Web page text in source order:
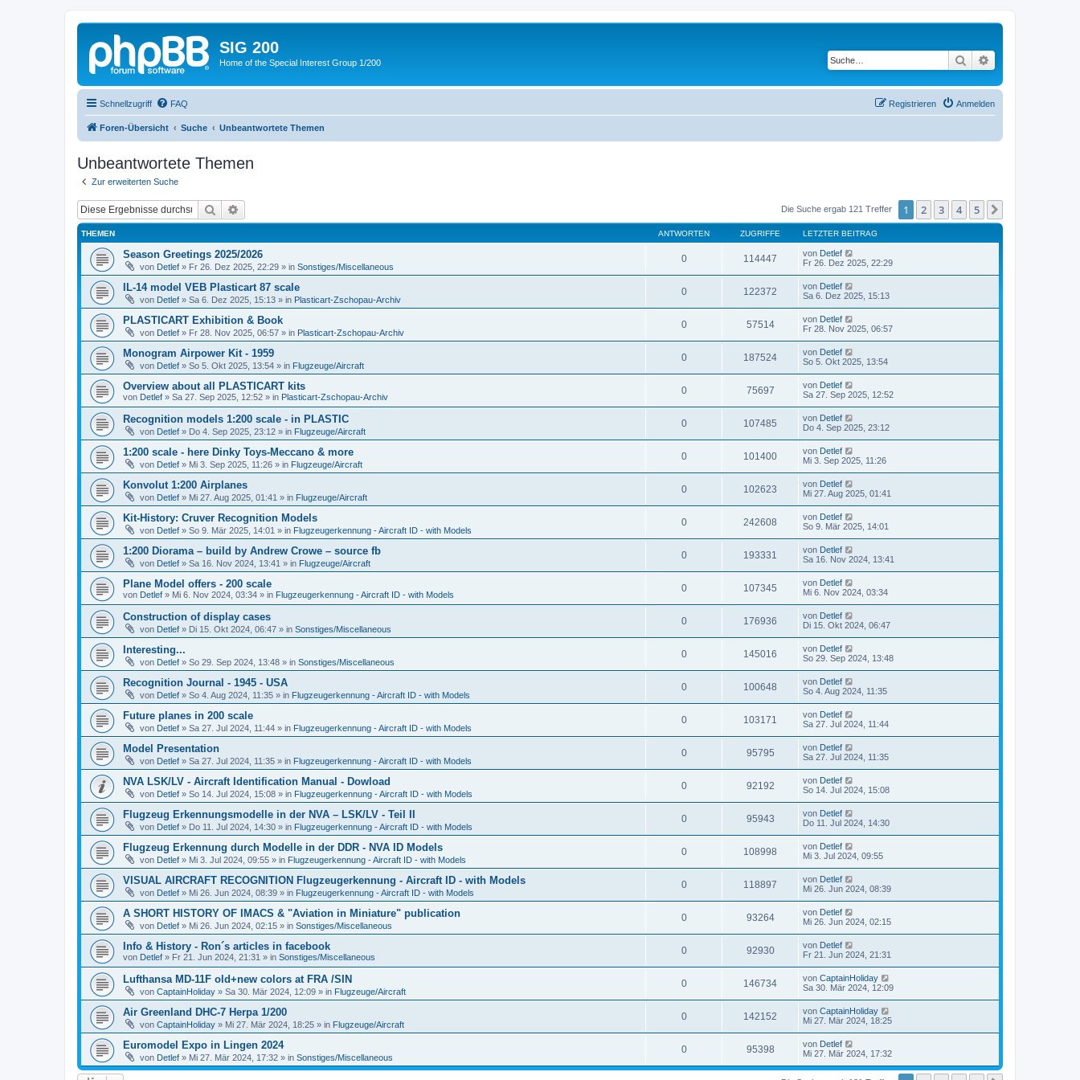
SIG 200
Home of the Special Interest Group 1/200 Suche
Schnellzugriff FAQ Anmelden
Registrieren
Foren-Übersicht Suche Unbeantwortete Themen
Unbeantwortete Themen
Zur erweiterten Suche
Suche Die Suche ergab 121 Treffer 1 2 3 4 5
THEMEN ANTWORTEN ZUGRIFFE LETZTER BEITRAG
Season Greetings 2025/2026
von Detlef » Fr 26. Dez 2025, 22:29 » in Sonstiges/Miscellaneous
0 114447 von Detlef
Fr 26. Dez 2025, 22:29
IL-14 model VEB Plasticart 87 scale
von Detlef » Sa 6. Dez 2025, 15:13 » in Plasticart-Zschopau-Archiv
0 122372 von Detlef
Sa 6. Dez 2025, 15:13
PLASTICART Exhibition & Book
von Detlef » Fr 28. Nov 2025, 06:57 » in Plasticart-Zschopau-Archiv
0 57514 von Detlef
Fr 28. Nov 2025, 06:57
Monogram Airpower Kit - 1959
von Detlef » So 5. Okt 2025, 13:54 » in Flugzeuge/Aircraft
0 187524 von Detlef
So 5. Okt 2025, 13:54
Overview about all PLASTICART kits
von Detlef » Sa 27. Sep 2025, 12:52 » in Plasticart-Zschopau-Archiv
0 75697 von Detlef
Sa 27. Sep 2025, 12:52
Recognition models 1:200 scale - in PLASTIC
von Detlef » Do 4. Sep 2025, 23:12 » in Flugzeuge/Aircraft
0 107485 von Detlef
Do 4. Sep 2025, 23:12
1:200 scale - here Dinky Toys-Meccano & more
von Detlef » Mi 3. Sep 2025, 11:26 » in Flugzeuge/Aircraft
0 101400 von Detlef
Mi 3. Sep 2025, 11:26
Konvolut 1:200 Airplanes
von Detlef » Mi 27. Aug 2025, 01:41 » in Flugzeuge/Aircraft
0 102623 von Detlef
Mi 27. Aug 2025, 01:41
Kit-History: Cruver Recognition Models
von Detlef » So 9. Mär 2025, 14:01 » in Flugzeugerkennung - Aircraft ID - with Models
0 242608 von Detlef
So 9. Mär 2025, 14:01
1:200 Diorama – build by Andrew Crowe – source fb
von Detlef » Sa 16. Nov 2024, 13:41 » in Flugzeuge/Aircraft
0 193331 von Detlef
Sa 16. Nov 2024, 13:41
Plane Model offers - 200 scale
von Detlef » Mi 6. Nov 2024, 03:34 » in Flugzeugerkennung - Aircraft ID - with Models
0 107345 von Detlef
Mi 6. Nov 2024, 03:34
Construction of display cases
von Detlef » Di 15. Okt 2024, 06:47 » in Sonstiges/Miscellaneous
0 176936 von Detlef
Di 15. Okt 2024, 06:47
Interesting...
von Detlef » So 29. Sep 2024, 13:48 » in Sonstiges/Miscellaneous
0 145016 von Detlef
So 29. Sep 2024, 13:48
Recognition Journal - 1945 - USA
von Detlef » So 4. Aug 2024, 11:35 » in Flugzeugerkennung - Aircraft ID - with Models
0 100648 von Detlef
So 4. Aug 2024, 11:35
Future planes in 200 scale
von Detlef » Sa 27. Jul 2024, 11:44 » in Flugzeugerkennung - Aircraft ID - with Models
0 103171 von Detlef
Sa 27. Jul 2024, 11:44
Model Presentation
von Detlef » Sa 27. Jul 2024, 11:35 » in Flugzeugerkennung - Aircraft ID - with Models
0 95795 von Detlef
Sa 27. Jul 2024, 11:35
NVA LSK/LV - Aircraft Identification Manual - Dowload
von Detlef » So 14. Jul 2024, 15:08 » in Flugzeugerkennung - Aircraft ID - with Models
0 92192 von Detlef
So 14. Jul 2024, 15:08
Flugzeug Erkennungsmodelle in der NVA – LSK/LV - Teil II
von Detlef » Do 11. Jul 2024, 14:30 » in Flugzeugerkennung - Aircraft ID - with Models
0 95943 von Detlef
Do 11. Jul 2024, 14:30
Flugzeug Erkennung durch Modelle in der DDR - NVA ID Models
von Detlef » Mi 3. Jul 2024, 09:55 » in Flugzeugerkennung - Aircraft ID - with Models
0 108998 von Detlef
Mi 3. Jul 2024, 09:55
VISUAL AIRCRAFT RECOGNITION Flugzeugerkennung - Aircraft ID - with Models
von Detlef » Mi 26. Jun 2024, 08:39 » in Flugzeugerkennung - Aircraft ID - with Models
0 118897 von Detlef
Mi 26. Jun 2024, 08:39
A SHORT HISTORY OF IMACS & "Aviation in Miniature" publication
von Detlef » Mi 26. Jun 2024, 02:15 » in Sonstiges/Miscellaneous
0 93264 von Detlef
Mi 26. Jun 2024, 02:15
Info & History - Ron´s articles in facebook
von Detlef » Fr 21. Jun 2024, 21:31 » in Sonstiges/Miscellaneous
0 92930 von Detlef
Fr 21. Jun 2024, 21:31
Lufthansa MD-11F old+new colors at FRA /SIN
von CaptainHoliday » Sa 30. Mär 2024, 12:09 » in Flugzeuge/Aircraft
0 146734 von CaptainHoliday
Sa 30. Mär 2024, 12:09
Air Greenland DHC-7 Herpa 1/200
von CaptainHoliday » Mi 27. Mär 2024, 18:25 » in Flugzeuge/Aircraft
0 142152 von CaptainHoliday
Mi 27. Mär 2024, 18:25
Euromodel Expo in Lingen 2024
von Detlef » Mi 27. Mär 2024, 17:32 » in Sonstiges/Miscellaneous
0 95398 von Detlef
Mi 27. Mär 2024, 17:32